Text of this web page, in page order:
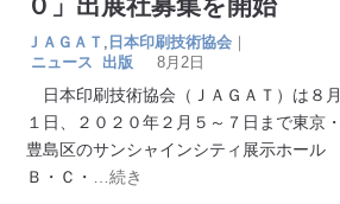
ＪＡＧＡＴ 日本印刷技術協会 ｜
ニュース
出版 8月2日
日本印刷技術協会（ＪＡＧＡＴ）は８月
１日、２０２０年２月５～７日まで東京・
豊島区のサンシャインシティ展示ホール
Ｂ・Ｃ・
…続き